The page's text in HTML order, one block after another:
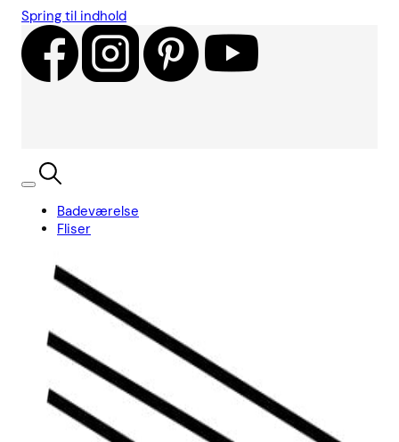
Spring til indhold
Badeværelse
Fliser
Kundecases
Showroom Søg KurvBook
indretningskonsulent